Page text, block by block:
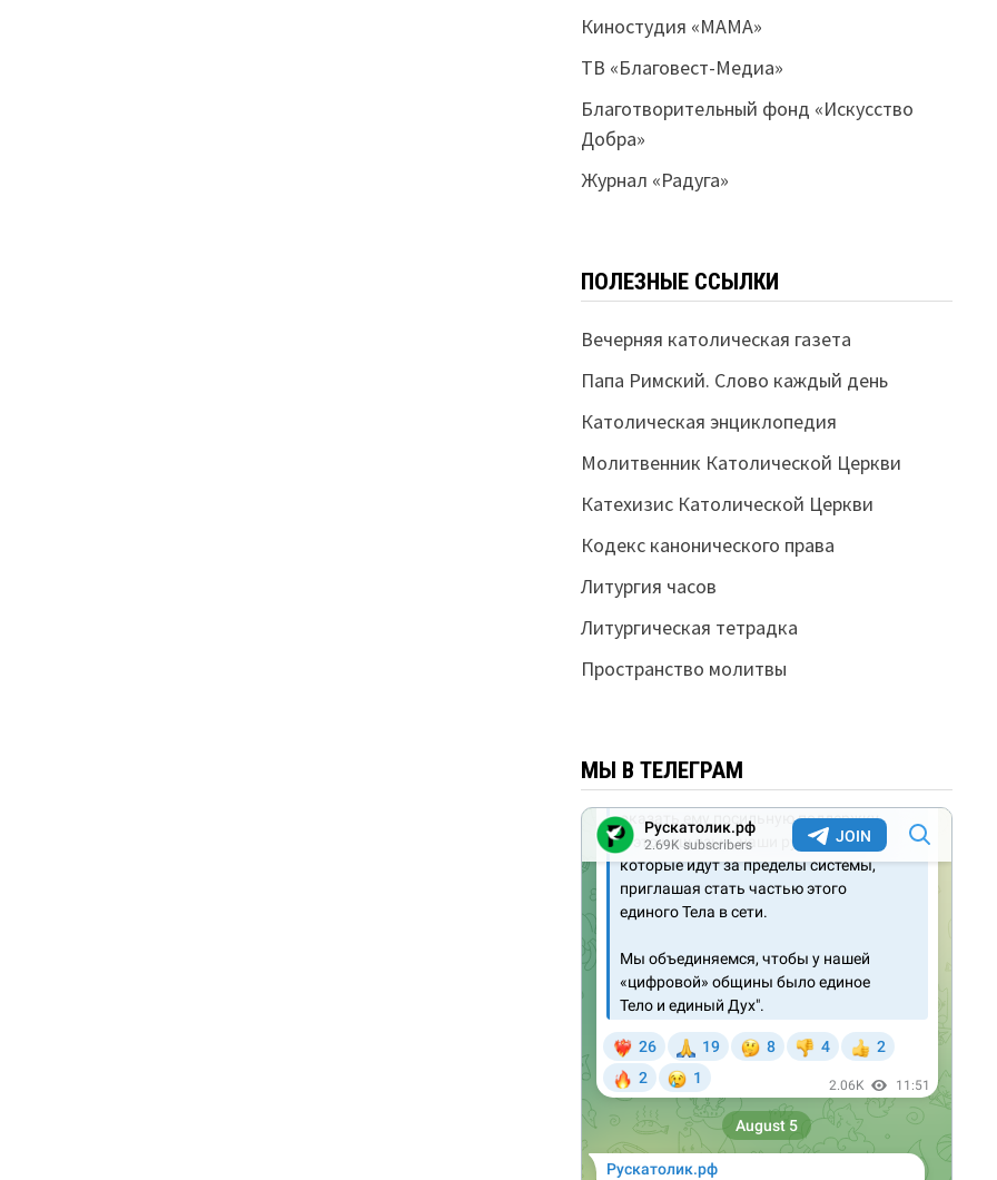
Киностудия «МАМА»
ТВ «Благовест-Медиа»
Благотворительный фонд «Искусство
Добра»
Журнал «Радуга»
ПОЛЕЗНЫЕ ССЫЛКИ
Вечерняя католическая газета
Папа Римский. Слово каждый день
Католическая энциклопедия
Молитвенник Католической Церкви
Катехизис Католической Церкви
Кодекс канонического права
Литургия часов
Литургическая тетрадка
Пространство молитвы
МЫ В ТЕЛЕГРАМ